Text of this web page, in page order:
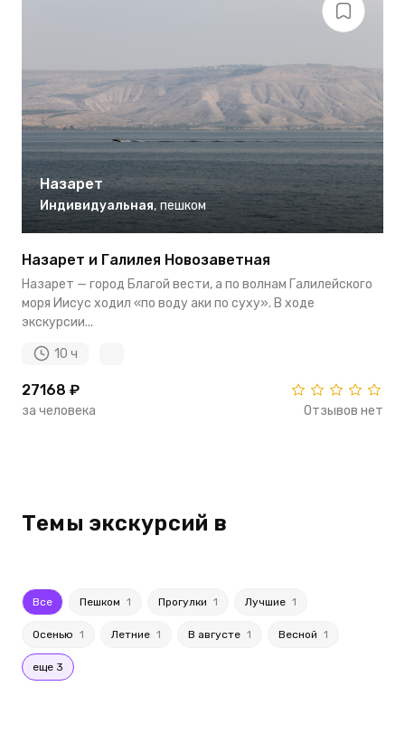
Назарет
Индивидуальная, пешком
Назарет и Галилея Новозаветная
Назарет — город Благой вести, а по волнам Галилейского
моря Иисус ходил «по воду аки по суху». В ходе
экскурсии...
10 ч
27168 ₽
за человека Отзывов нет
Темы экскурсий в
Все Пешком 1 Прогулки 1 Лучшие 1
Осенью 1 Летние 1 В августе 1 Весной 1
еще 3